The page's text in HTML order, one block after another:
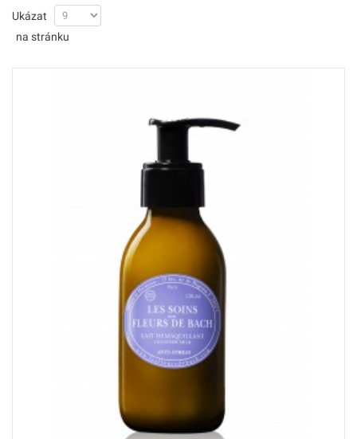
Ukázat
na stránku